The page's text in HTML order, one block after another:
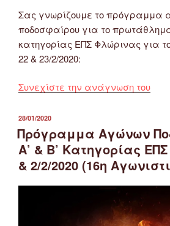
Σας γνωρίζουμε το πρόγραμμα
ποδοσφαίρου για το πρωτάθλημα
κατηγορίας ΕΠΣ Φλώρινας για
22 & 23/2/2020:
Συνεχίστε την ανάγνωση του
Α’
&
ΕΠΣ
22
ΔΗΜΟΣΙΕΎΤΗΚΕ
ΣΤΙΣ
28/01/2020
Πρόγραμμα Αγώνων
Α’ & Β’ Κατηγορίας
& 2/2/2020 (16η